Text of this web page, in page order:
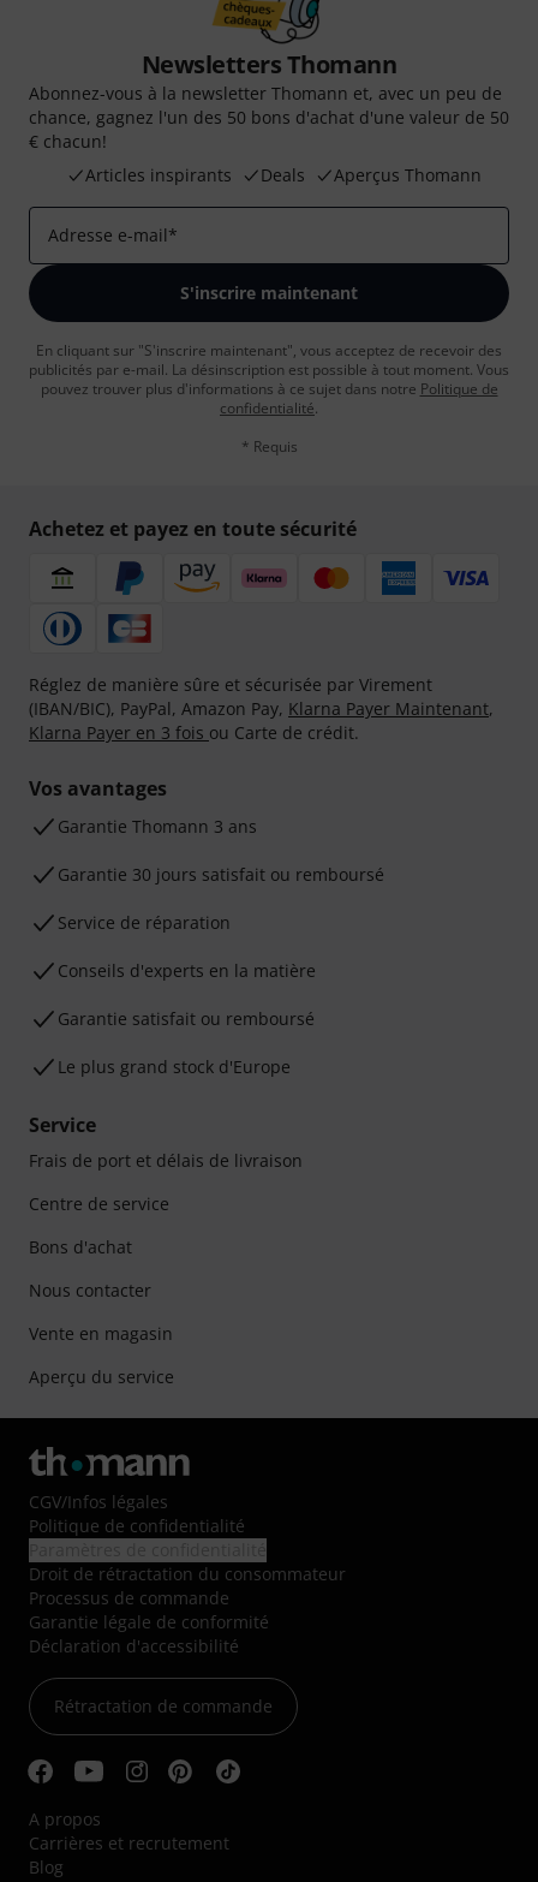
Newsletters Thomann
Abonnez-vous à la newsletter Thomann et, avec un peu de
chance, gagnez l'un des 50 bons d'achat d'une valeur de 50
€ chacun!
Articles inspirants
Deals Aperçus Thomann
Adresse e-mail*
S'inscrire maintenant
En cliquant sur "S'inscrire maintenant", vous acceptez de recevoir des
publicités par e-mail. La désinscription est possible à tout moment. Vous
pouvez trouver plus d'informations à ce sujet dans notre Politique de
confidentialité.
* Requis
Achetez et payez en toute sécurité
Réglez de manière sûre et sécurisée par Virement
(IBAN/BIC), PayPal, Amazon Pay, Klarna Payer Maintenant,
Klarna Payer en 3 fois ou Carte de crédit.
Vos avantages
Ga­ran­tie Thomann 3 ans
Garantie 30 jours satisfait ou remboursé
Service de réparation
Conseils d'experts en la matière
Garantie satisfait ou remboursé
Le plus grand stock d'Europe
Service
Frais de port et délais de livraison
Centre de service
Bons d'achat
Nous contacter
Vente en magasin
Aperçu du service
CGV/Infos légales
Politique de confidentialité
Droit de rétractation du consommateur
Processus de commande
Garantie légale de conformité
Déclaration d'accessibilité
Rétractation de commande
A propos
Carrières et recrutement
Blog